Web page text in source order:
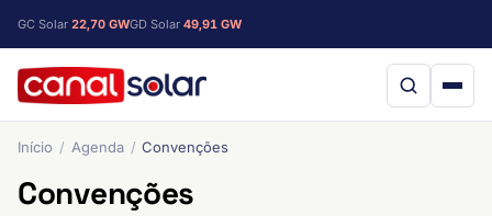
GC Solar 22,70 GWGD Solar 49,91 GW
Início Agenda Convenções
Convenções